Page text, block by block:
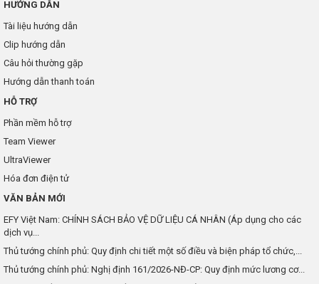
HƯỚNG DẪN
Tài liệu hướng dẫn
Clip hướng dẫn
Câu hỏi thường gặp
Hướng dẫn thanh toán
HỖ TRỢ
Phần mềm hỗ trợ
Team Viewer
UltraViewer
Hóa đơn điện tử
VĂN BẢN MỚI
EFY Việt Nam: CHÍNH SÁCH BẢO VỆ DỮ LIỆU CÁ NHÂN (Áp dụng cho các
dịch vụ...
Thủ tướng chính phủ: Quy định chi tiết một số điều và biện pháp tổ chức,...
Thủ tướng chính phủ: Nghị định 161/2026-NĐ-CP: Quy định mức lương cơ...